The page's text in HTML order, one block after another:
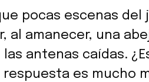
pocas escenas
al amanecer, una
las antenas caídas.
respuesta es mucho